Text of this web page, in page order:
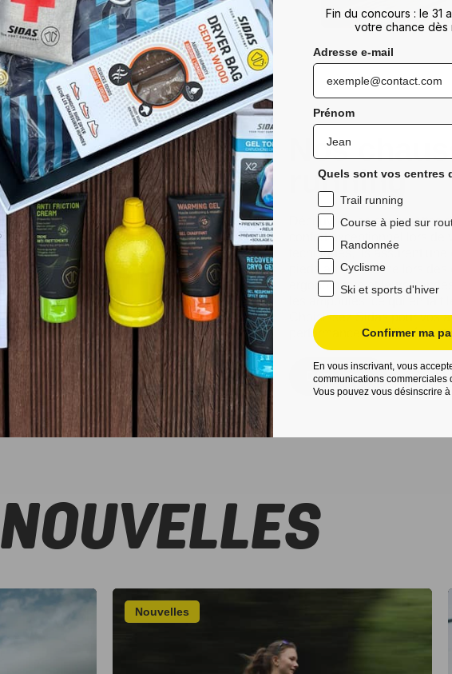
Nos
running
Découvrez les chaussettes
confort exceptionnel lors
techniques, ils assurent
pieds au sec même lors
ergonomique et leurs
les ampoules, ce qui en
Choisissez Sidas pour vos
performances améliorées et
Découvrez
NOUVELLES
Nouvelles
Fin du concours : le 31
votre chance dès
Adresse e-mail
Prénom
Quels sont vos centres
Trail running
Course à pied sur
Randonnée
Cyclisme
Ski et sports d'hiver
Confirmer ma
En vous inscrivant, vous
communications commerciales
Vous pouvez vous désinscrire